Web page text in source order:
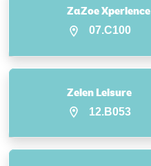
ZaZoe Xperience
07.C100
Zelen Leisure
12.B053